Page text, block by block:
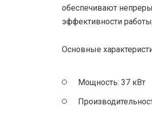
обеспечивают
эффективности
Основные
Мощность: 37 кВт